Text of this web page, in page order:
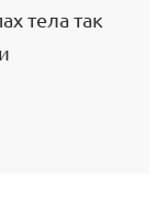
тела так